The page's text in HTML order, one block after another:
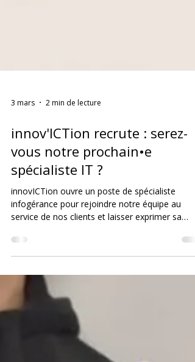
3 mars 2 min de lecture
innov'ICTion recrute : serez-
vous notre prochain•e
spécialiste IT ?
innovICTion ouvre un poste de spécialiste
infogérance pour rejoindre notre équipe au
passion pour les gens et les technologies
numériques destinées aux organisations, TPE et
PME.